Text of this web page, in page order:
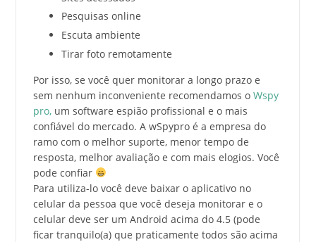
Pesquisas online
Escuta ambiente
Tirar foto remotamente
Por isso, se você quer monitorar a longo prazo e
sem nenhum inconveniente recomendamos o Wspy
pro,um software espião profissional e o mais
confiável do mercado. A wSpypro é a empresa do
ramo com o melhor suporte, menor tempo de
resposta, melhor avaliação e com mais elogios. Você
pode confiar
Para utiliza-lo você deve baixar o aplicativo no
celular da pessoa que você deseja monitorar e o
celular deve ser um Android acima do 4.5 (pode
ficar tranquilo(a) que praticamente todos são acima